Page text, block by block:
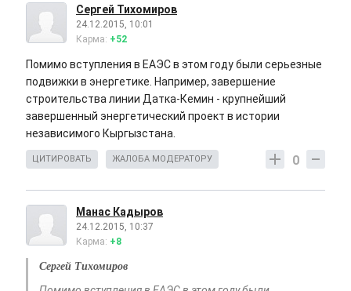
Сергей Тихомиров
24.12.2015, 10:01
Карма: +52
Помимо вступления в ЕАЭС в этом году были серьезные
подвижки в энергетике. Например, завершение
строительства линии Датка-Кемин - крупнейший
завершенный энергетический проект в истории
независимого Кыргызстана.
0
ЦИТИРОВАТЬ ЖАЛОБА МОДЕРАТОРУ
Манас Кадыров
24.12.2015, 10:37
Карма: +8
Сергей Тихомиров